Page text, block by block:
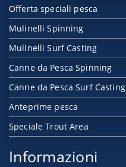
Offerta speciali pesca
Mulinelli Spinning
Mulinelli Surf Casting
Canne da Pesca Spinning
Canne da Pesca Surf Casting
Anteprime pesca
Speciale Trout Area
Informazioni